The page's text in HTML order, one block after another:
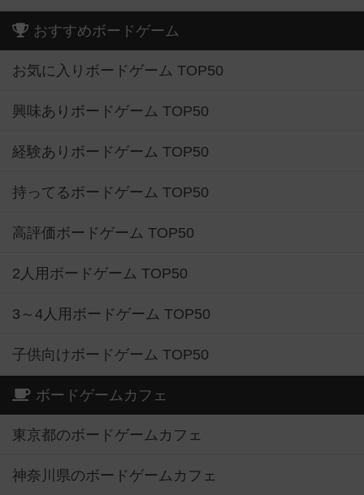
おすすめボードゲーム
お気に入りボードゲーム TOP50
興味ありボードゲーム TOP50
経験ありボードゲーム TOP50
持ってるボードゲーム TOP50
高評価ボードゲーム TOP50
2人用ボードゲーム TOP50
3～4人用ボードゲーム TOP50
子供向けボードゲーム TOP50
ボードゲームカフェ
東京都のボードゲームカフェ
神奈川県のボードゲームカフェ